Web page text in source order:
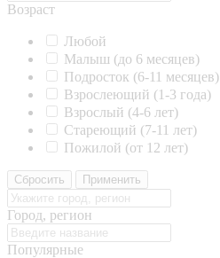
Возраст
Любой
Малыш (до 6 месяцев)
Подросток (6-11 месяцев)
Взрослеющий (1-3 года)
Взрослый (4-6 лет)
Стареющий (7-11 лет)
Пожилой (от 12 лет)
Сбросить Применить
Город, регион
Популярные